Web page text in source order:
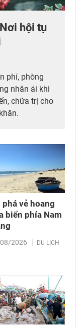
hội tụ
phí, phòng
nhân ái khi
chữa trị cho
phá vẻ hoang
biển phía Nam
2026 DU LỊCH